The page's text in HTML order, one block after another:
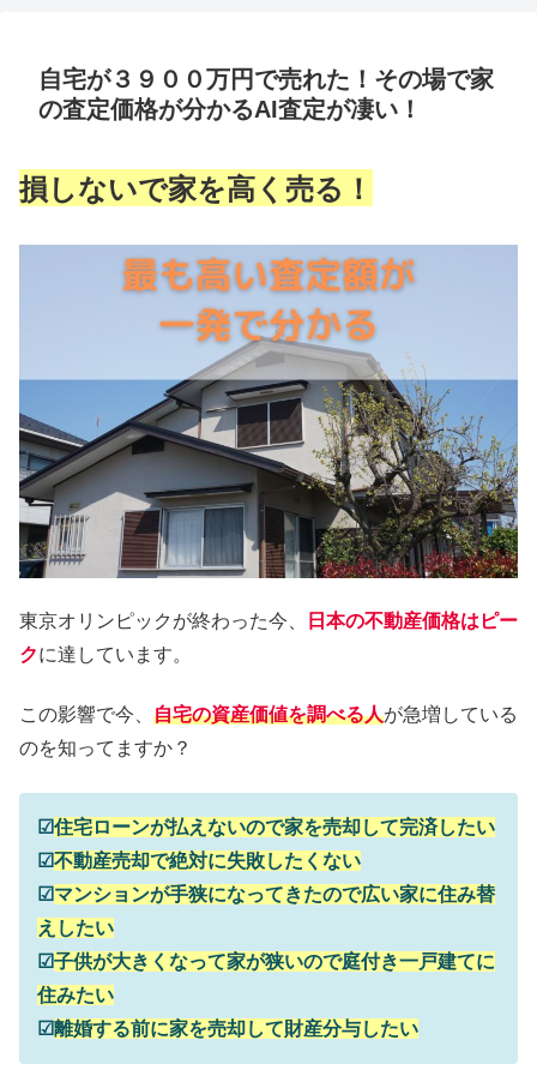
自宅が３９００万円で売れた！その場で家
の査定価格が分かるAI査定が凄い！
損しないで家を高く売る！
東京オリンピックが終わった今、
日本の不動産価格はピー
クに達しています。
この影響で今、 自宅の資産価値を調べる人が急増している
のを知ってますか？
☑住宅ローンが払えないので家を売却して完済したい
☑不動産売却で絶対に失敗したくない
☑マンションが手狭になってきたので広い家に住み替
えしたい
☑子供が大きくなって家が狭いので庭付き一戸建てに
住みたい
☑離婚する前に家を売却して財産分与したい